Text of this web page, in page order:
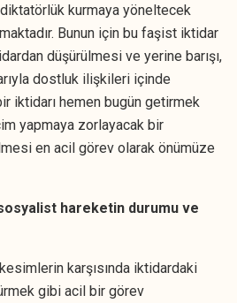
kurmaya yöneltecek
Bunun için bu faşist iktidar
düşürülmesi ve yerine barışı,
dostluk ilişkileri içinde
iktidarı hemen bugün getirmek
yapmaya zorlayacak bir
en acil görev olarak önümüze
hareketin durumu ve
karşısında iktidardaki
gibi acil bir görev